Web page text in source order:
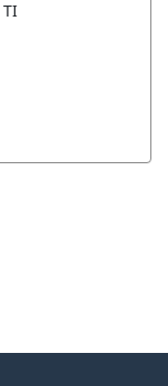
TI